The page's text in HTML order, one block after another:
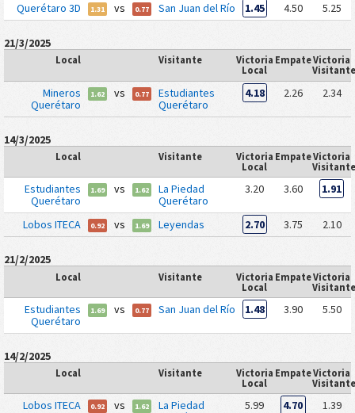
Querétaro 3D 1.31 vs 0.77 San Juan del Río 1.45 4.50 5.25
21/3/2025
Local Visitante
Victoria
Local
EmpateVictoria
Mineros
Querétaro
1.62 vs 0.77
Estudiantes
Querétaro
4.18 2.26 2.34
14/3/2025
Local Visitante
Victoria
Local
EmpateVictoria
Estudiantes
Querétaro
1.69 vs 1.62
La Piedad
Querétaro
3.20 3.60 1.91
Lobos ITECA 0.92 vs 1.69 Leyendas 2.70 3.75 2.10
21/2/2025
Local Visitante
Victoria
Local
EmpateVictoria
Estudiantes
Querétaro
1.69 vs 0.77 San Juan del Río 1.48 3.90 5.50
14/2/2025
Local Visitante
Victoria
Local
EmpateVictoria
Lobos ITECA 0.92 vs 1.62
La Piedad
5.99 4.70 1.39